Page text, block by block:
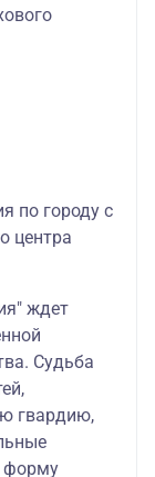
по городу с
центра
ждет
Судьба
гвардию,
форму